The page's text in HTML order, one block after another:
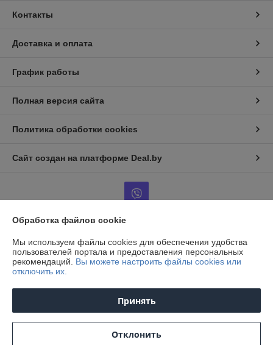
Контакты
Доставка и оплата
График работы
Полная версия сайта
Политика обработки cookies
Сайт создан на платформе Deal.by
Информация для покупателя
Юридическое лицо:ООО "Агро-ДВС"
г. Минск, ул. Пономаренко, д.35А, пом.502.
Регистрационный номер ЕГР: 190675666
Регистрационный орган: Минский городской исполнительный комитет
Обработка файлов cookie
Мы используем файлы cookies для обеспечения удобства
пользователей портала и предоставления персональных
рекомендаций. Вы можете настроить файлы cookies или
отключить их.
Принять
Отклонить